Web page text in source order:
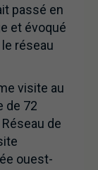
passé en
et évoqué
réseau
visite au
de 72
de
ouest-